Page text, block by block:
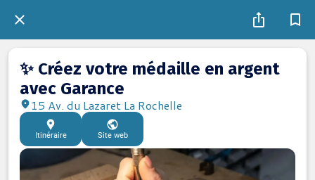
✨ Créez votre médaille en argent
avec Garance
15 Av. du Lazaret La Rochelle
Itinéraire Site web